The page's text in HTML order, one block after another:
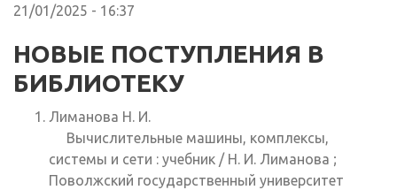
21/01/2025 - 16:37
НОВЫЕ ПОСТУПЛЕНИЯ В
БИБЛИОТЕКУ
Лиманова Н. И.
Вычислительные машины, комплексы,
системы и сети : учебник / Н. И. Лиманова ;
Поволжский государственный университет